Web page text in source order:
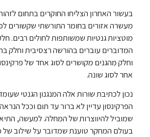
בעשור האחרון הצליחו החוקרים בתחום
מעשרה אזורים בחומר התורשתי שקשורים
מוטציות גנטיות שמשותפות לחולים רבים.
המדוברים עוברים בהורשה רצסיבית וחלק
וחלק מהגנים מקושרים לסוג אחד של
אחר לסוג שונה.
נכון לכתיבת שורות אלה המנגנון הגנטי
הפרקינסון עדיין לא ברור עד תום וככל
שמוביל להיווצרות של המחלה. למעשה,
בעולם המחקר טוענת שמדובר על שילוב של